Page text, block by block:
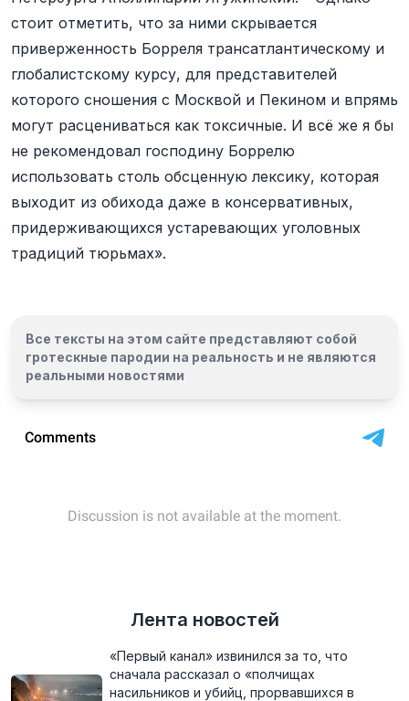
стоит отметить, что за ними скрывается
приверженность Борреля трансатлантическому и
глобалистскому курсу, для представителей
которого сношения с Москвой и Пекином и впрямь
могут расцениваться как токсичные. И всё же я бы
не рекомендовал господину Боррелю
использовать столь обсценную лексику, которая
выходит из обихода даже в консервативных,
придерживающихся устаревающих уголовных
традиций тюрьмах».
Все тексты на этом сайте представляют собой
гротескные пародии на реальность и не являются
реальными новостями
Лента новостей
«Первый канал» извинился за то, что
сначала рассказал о «полчищах
насильников и убийц, прорвавшихся в